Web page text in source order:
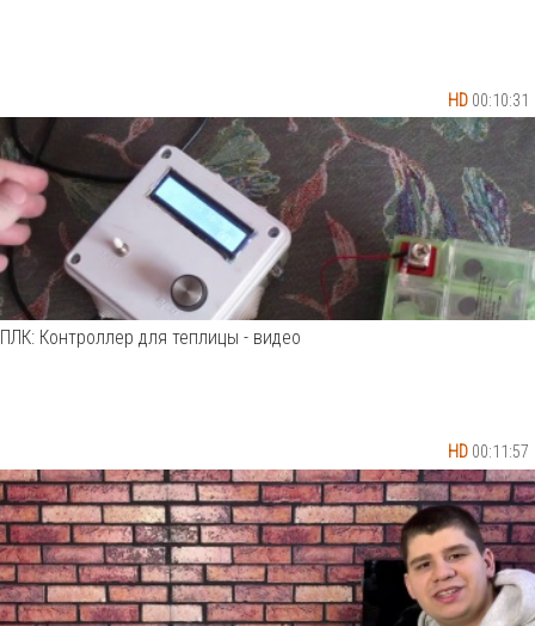
HD 00:10:31
HD 00:11:57
ПЛК: Контроллер для теплицы - видео